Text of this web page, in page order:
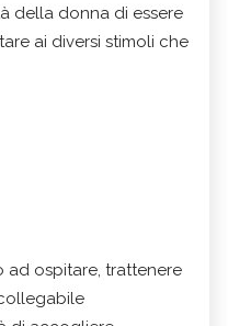
della donna di essere
ai diversi stimoli che
ad ospitare, trattenere